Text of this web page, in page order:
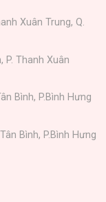
Xuân Trung, Q.
P. Thanh Xuân
Bình, P.Bình Hưng
Bình, P.Bình Hưng